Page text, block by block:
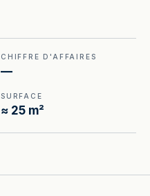
CHIFFRE D'AFFAIRES
—
SURFACE
≈ 25 m²